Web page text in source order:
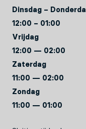
Dinsdag –
12:00 – 01:00
Vrijdag
12:00 — 02:00
Zaterdag
11:00 — 02:00
Zondag
11:00 — 01:00